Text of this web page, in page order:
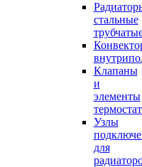
стальные
Клапаны
и
элементы
Узлы
для